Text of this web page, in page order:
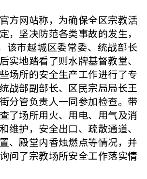
方网站称，为确保全区宗教活
，坚决防范各类事故的发生，
该市越城区委常委、统战部长
实地踏看了则水牌基督教堂、
场所的安全生产工作进行了专
战部副部长、区民宗局局长王
分管负责人一同参加检查。带
了场所用火、用电、用气及消
维护，安全出口、疏散通道、
、殿堂内香烛燃点等情况，并
问了宗教场所安全工作落实情